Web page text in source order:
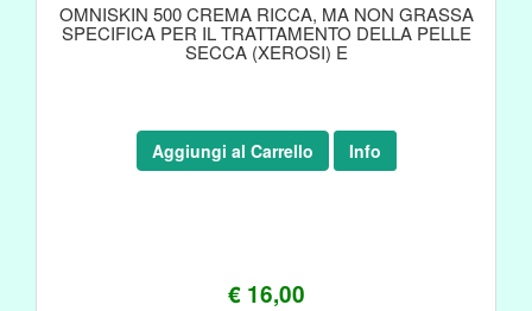
OMNISKIN 500 CREMA RICCA, MA NON GRASSA
SPECIFICA PER IL TRATTAMENTO DELLA PELLE
SECCA (XEROSI) E
€ 16,00
Aggiungi al Carrello Info